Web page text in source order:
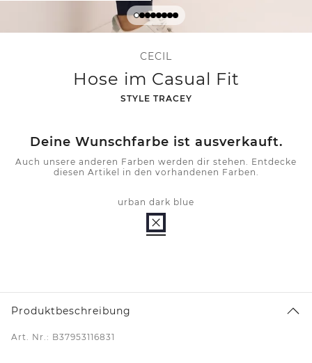
CECIL
Hose im Casual Fit
-
STYLE TRACEY
Deine Wunschfarbe ist ausverkauft.
Auch unsere anderen Farben werden dir stehen. Entdecke
diesen Artikel in den vorhandenen Farben.
urban dark blue
Produktbeschreibung
Art. Nr.: B37953116831